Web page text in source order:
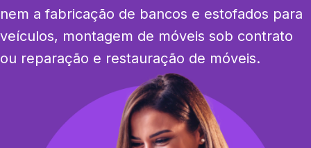
nem a fabricação de bancos e estofados para
veículos, montagem de móveis sob contrato
ou reparação e restauração de móveis.